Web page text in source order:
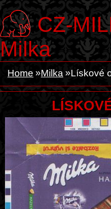
CZ-
Milka
Home Milka Lískové